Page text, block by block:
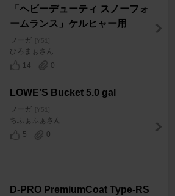
「ヘビーデューティ スノーフォ
ームランス」ケルヒャー用
フーガ [Y51]
ひろまぉさん
14
0
LOWE’S Bucket 5.0 gal
フーガ [Y51]
ちふぁふぁさん
5
0
D-PRO PremiumCoat Type-RS